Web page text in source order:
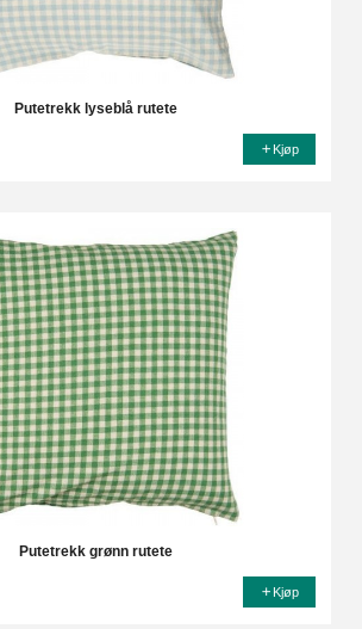
Putetrekk lyseblå rutete
Kjøp
Putetrekk grønn rutete
Kjøp